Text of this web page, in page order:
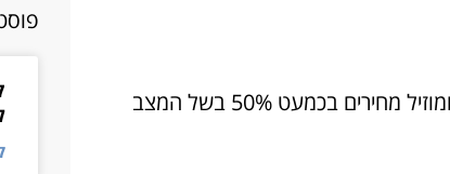
מתחם הסוויטות החדש פותח את שעריו 24/7 לקליטת משפחות מהמרכז והדרום ומוזיל מחירים בכמעט 50% בשל המצב